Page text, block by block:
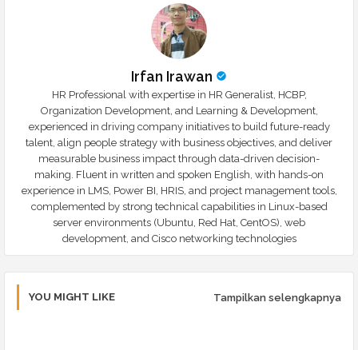
Irfan Irawan
HR Professional with expertise in HR Generalist, HCBP,
Organization Development, and Learning & Development,
experienced in driving company initiatives to build future-ready
talent, align people strategy with business objectives, and deliver
measurable business impact through data-driven decision-
making. Fluent in written and spoken English, with hands-on
experience in LMS, Power BI, HRIS, and project management tools,
complemented by strong technical capabilities in Linux-based
server environments (Ubuntu, Red Hat, CentOS), web
development, and Cisco networking technologies
YOU MIGHT LIKE Tampilkan selengkapnya